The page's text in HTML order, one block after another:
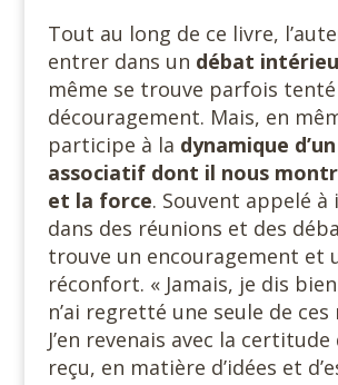
Tout au long de ce livre,
entrer dans un débat
même se trouve parfois
découragement. Mais, en
participe à la dynamique
associatif dont il nous
et la force. Souvent appelé
dans des réunions et des
trouve un encouragement et
réconfort. « Jamais, je dis
n’ai regretté une seule de
J’en revenais avec la certitude
reçu, en matière d’idées et